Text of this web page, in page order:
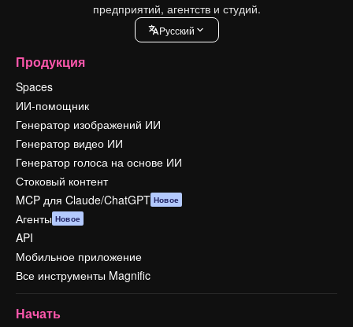
предприятий, агентств и студий.
Pусский
Продукция
Spaces
ИИ-помощник
Генератор изображений ИИ
Генератор видео ИИ
Генератор голоса на основе ИИ
Стоковый контент
MCP для Claude/ChatGPT Новое
Агенты Новое
API
Мобильное приложение
Все инструменты Magnific
Начать